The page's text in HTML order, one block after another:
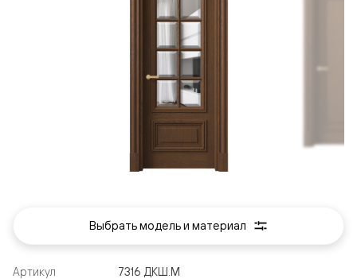
Артикул
7316 ДКШ.М
Выбрать модель и материал